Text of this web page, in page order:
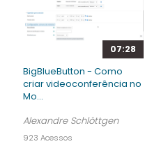
07:28
BigBlueButton - Como
criar videoconferência no
Mo...
Alexandre Schlöttgen
923 Acessos